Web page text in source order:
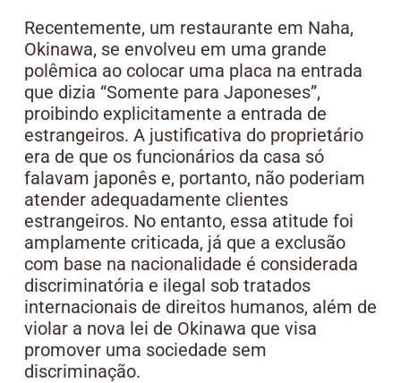
Recentemente, um restaurante em Naha,
Okinawa, se envolveu em uma grande
polêmica ao colocar uma placa na entrada
que dizia “Somente para Japoneses”,
proibindo explicitamente a entrada de
estrangeiros. A justificativa do proprietário
era de que os funcionários da casa só
falavam japonês e, portanto, não poderiam
atender adequadamente clientes
estrangeiros. No entanto, essa atitude foi
amplamente criticada, já que a exclusão
com base na nacionalidade é considerada
discriminatória e ilegal sob tratados
internacionais de direitos humanos, além de
violar a nova lei de Okinawa que visa
promover uma sociedade sem
discriminação.